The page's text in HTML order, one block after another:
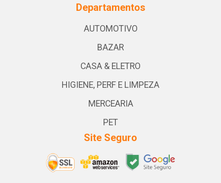
Departamentos
AUTOMOTIVO
BAZAR
CASA & ELETRO
HIGIENE, PERF E LIMPEZA
MERCEARIA
PET
Site Seguro